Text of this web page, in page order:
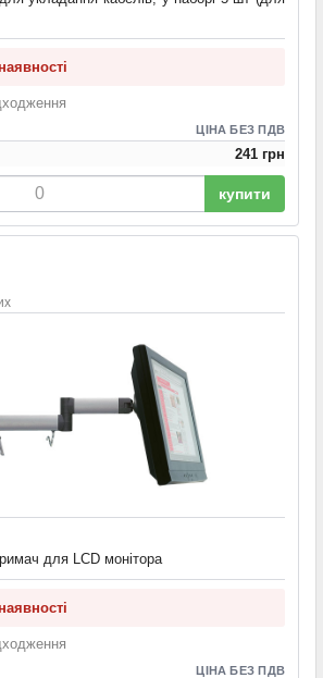
ЦІНА БЕЗ ПДВ
241 грн
купити
для LCD монітора
ЦІНА БЕЗ ПДВ